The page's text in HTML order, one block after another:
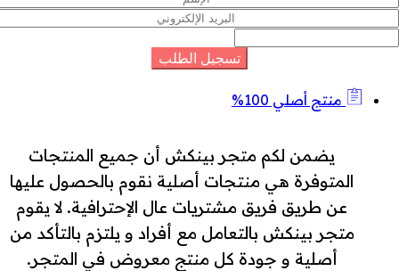
منتج أصلي 100%
يضمن لكم متجر بينكش أن جميع المنتجات
المتوفرة هي منتجات أصلية نقوم بالحصول عليها
عن طريق فريق مشتريات عال الإحترافية. لا يقوم
متجر بينكش بالتعامل مع أفراد و يلتزم بالتأكد من
أصلية و جودة كل منتج معروض في المتجر.